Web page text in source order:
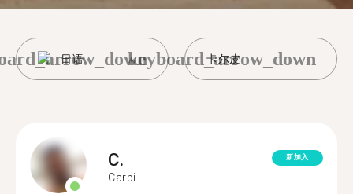
日语 卡尔皮
keyboard_arrow_down
C.
Carpi
新加入